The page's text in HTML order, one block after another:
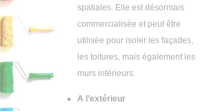
spatiales. Elle est désormais
commercialisée et peut être
utilisée pour isoler les façades,
les toitures, mais également les
murs intérieurs.
A l’extérieur